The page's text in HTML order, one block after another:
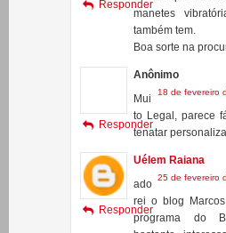
30 de janeiro
Todo
celular que vibra
manetes
também tem.
Boa sorte na
Responder
Anônimo
18 de fevereiro
Mui
to Legal, parece
tenatar
Responder
Uélem Raiana
25 de fevereiro
ado